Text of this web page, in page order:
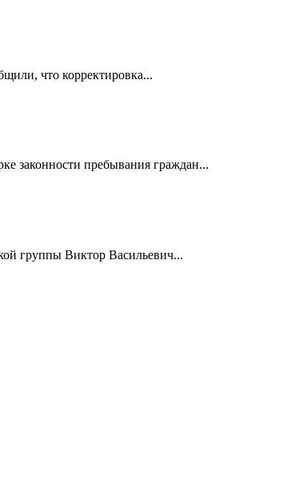
что корректировка...
законности пребывания граждан...
группы Виктор Васильевич...